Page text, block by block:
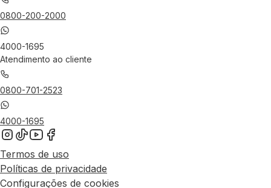
0800-200-2000
4000-1695
Atendimento ao cliente
0800-701-2523
4000-1695
Termos de uso
Políticas de privacidade
Configurações de cookies